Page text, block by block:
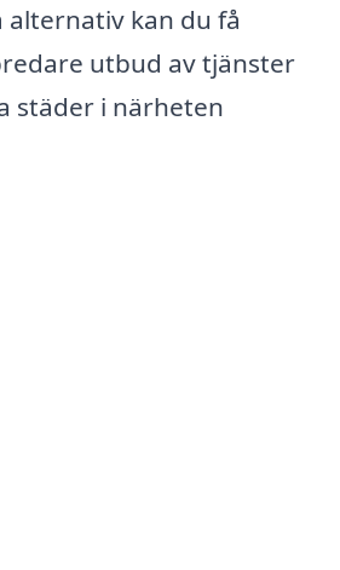
alternativ kan du få
utbud av tjänster
städer i närheten